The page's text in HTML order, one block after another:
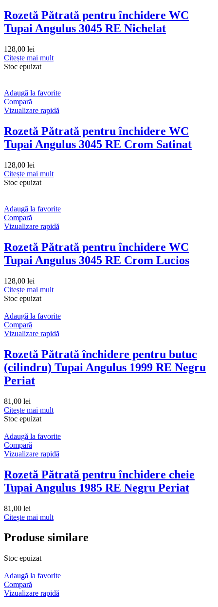
Rozetă Pătrată pentru închidere WC
Tupai Angulus 3045 RE Nichelat
128,00 lei
Citește mai mult
Stoc epuizat
Adaugă la favorite
Compară
Vizualizare rapidă
Rozetă Pătrată pentru închidere WC
Tupai Angulus 3045 RE Crom Satinat
128,00 lei
Citește mai mult
Stoc epuizat
Adaugă la favorite
Compară
Vizualizare rapidă
Rozetă Pătrată pentru închidere WC
Tupai Angulus 3045 RE Crom Lucios
128,00 lei
Citește mai mult
Stoc epuizat
Adaugă la favorite
Compară
Vizualizare rapidă
Rozetă Pătrată închidere pentru butuc
(cilindru) Tupai Angulus 1999 RE Negru
Periat
81,00 lei
Citește mai mult
Stoc epuizat
Adaugă la favorite
Compară
Vizualizare rapidă
Rozetă Pătrată pentru închidere cheie
Tupai Angulus 1985 RE Negru Periat
81,00 lei
Citește mai mult
Produse similare
Stoc epuizat
Adaugă la favorite
Compară
Vizualizare rapidă